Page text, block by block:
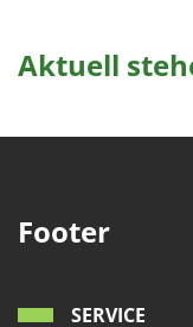
Aktuell
Footer
SERVICE